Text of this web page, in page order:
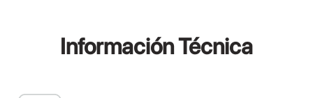
InformaciónTécnica